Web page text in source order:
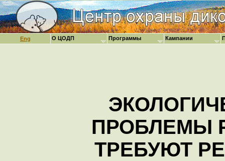
Eng
ПРОБЛЕМЫ
ТРЕБУЮТ
О ЦОДП Программы Кампании